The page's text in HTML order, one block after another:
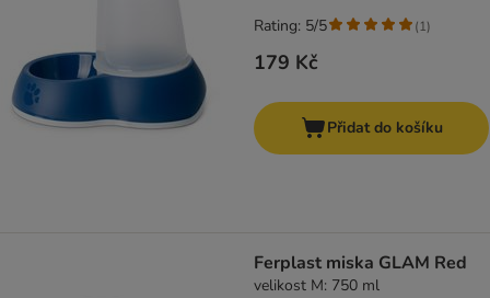
179 Kč
Rating: 5/5 (1)
Přidat do košíku
Ferplast miska GLAM Red
velikost M: 750 ml